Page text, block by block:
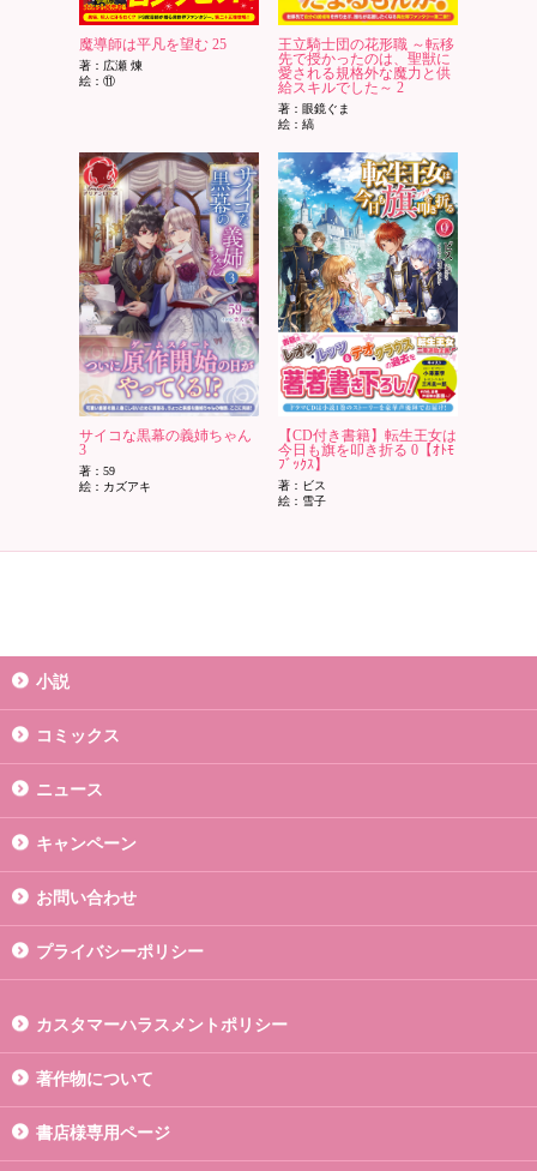
魔導師は平凡を望む 25
著：広瀬 煉
絵：⑪
王立騎士団の花形職 ～転移
先で授かったのは、聖獣に
愛される規格外な魔力と供
給スキルでした～ 2
著：眼鏡ぐま
絵：縞
サイコな黒幕の義姉ちゃん
3
著：59
絵：カズアキ
【CD付き書籍】転生王女は
今日も旗を叩き折る 0【ｵﾄﾓ
ﾌﾞｯｸｽ】
著：ビス
絵：雪子
小説
コミックス
ニュース
キャンペーン
お問い合わせ
プライバシーポリシー
カスタマーハラスメントポリシー
著作物について
書店様専用ページ